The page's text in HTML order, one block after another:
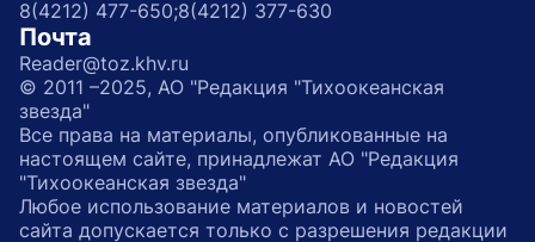
8(4212) 477-650;8(4212) 377-630
Почта
Reader@toz.khv.ru
© 2011 –2025, АО "Редакция "Тихоокеанская
звезда"
Все права на материалы, опубликованные на
настоящем сайте, принадлежат АО "Редакция
"Тихоокеанская звезда"
Любое использование материалов и новостей
сайта допускается только с разрешения редакции